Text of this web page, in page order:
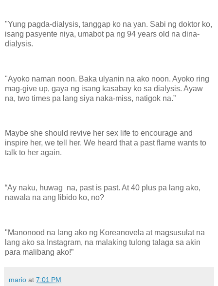
"Yung pagda-dialysis, tanggap ko na yan. Sabi ng doktor ko,
isang pasyente niya, umabot pa ng 94 years old na dina-
dialysis.
"Ayoko naman noon. Baka ulyanin na ako noon. Ayoko ring
mag-give up, gaya ng isang kasabay ko sa dialysis. Ayaw
na, two times pa lang siya naka-miss, natigok na.”
Maybe she should revive her sex life to encourage and
inspire her, we tell her. We heard that a past flame wants to
talk to her again.
“Ay naku, huwag na, past is past. At 40 plus pa lang ako,
nawala na ang libido ko, no?
"Manonood na lang ako ng Koreanovela at magsusulat na
lang ako sa Instagram, na malaking tulong talaga sa akin
para malibang ako!”
mario at 7:01 PM